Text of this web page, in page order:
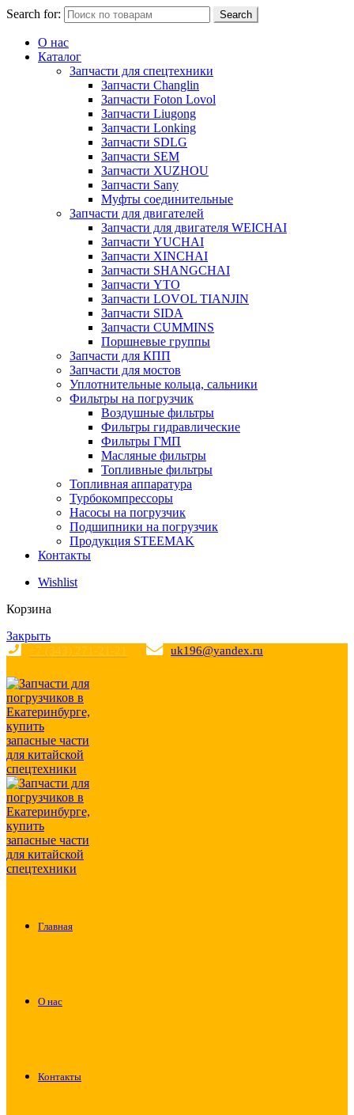
Search for: Search
О нас
Каталог
Запчасти для спецтехники
Запчасти Changlin
Запчасти Foton Lovol
Запчасти Liugong
Запчасти Lonking
Запчасти SDLG
Запчасти SEM
Запчасти XUZHOU
Запчасти Sany
Муфты соединительные
Запчасти для двигателей
Запчасти для двигателя WEICHAI
Запчасти YUCHAI
Запчасти XINCHAI
Запчасти SHANGCHAI
Запчасти YTO
Запчасти LOVOL TIANJIN
Запчасти SIDA
Запчасти CUMMINS
Поршневые группы
Запчасти для КПП
Запчасти для мостов
Уплотнительные кольца, сальники
Фильтры на погрузчик
Воздушные фильтры
Фильтры гидравлические
Фильтры ГМП
Масляные фильтры
Топливные фильтры
Топливная аппаратура
Турбокомпрессоры
Насосы на погрузчик
Подшипники на погрузчик
Продукция STEEMAK
Контакты
Wishlist
Корзина
Закрыть
+7 (343) 271-21-21 uk196@yandex.ru
Главная
О нас
Контакты